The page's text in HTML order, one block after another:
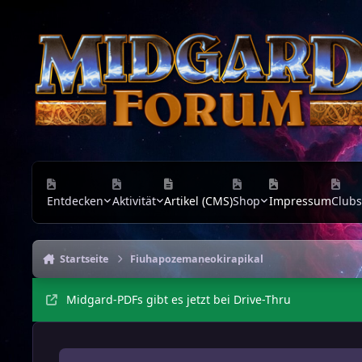
Entdecken Aktivität Artikel (CMS)Shop ImpressumClubs
Startseite Fiuhapozemaneokirapikal
Midgard-PDFs gibt es jetzt bei Drive-Thru